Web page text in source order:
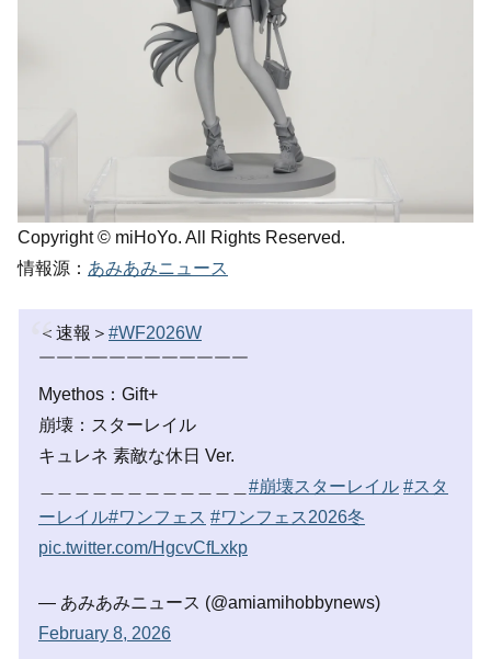
Copyright © miHoYo. All Rights Reserved.
情報源： あみあみニュース
＜速報＞ #WF2026W
￣￣￣￣￣￣￣￣￣￣￣￣
Myethos：Gift+
崩壊：スターレイル
キュレネ 素敵な休日 Ver.
#崩壊スターレイル #スタ
ーレイル#ワンフェス #ワンフェス2026冬
pic.twitter.com/HgcvCfLxkp
— あみあみニュース (@amiamihobbynews)
February 8, 2026